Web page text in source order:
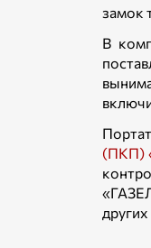
замок
В
(ПКП)